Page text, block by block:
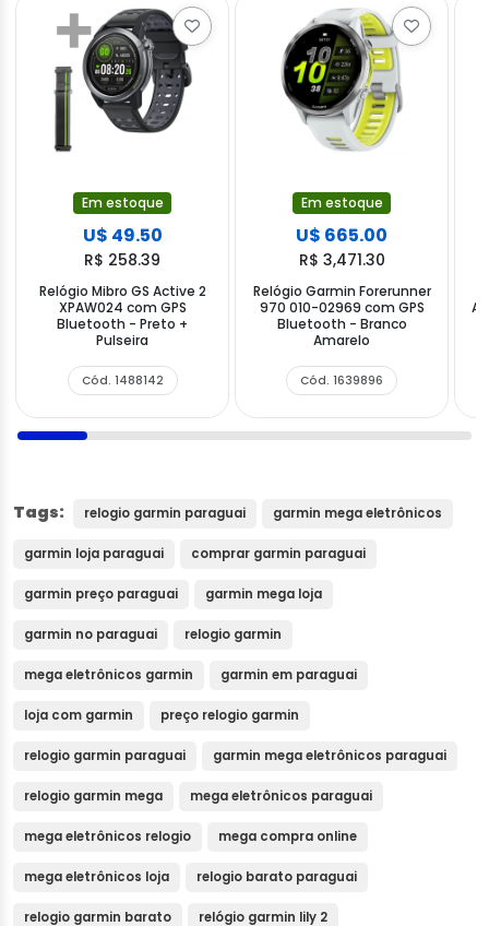
Em estoque
U$ 49.50
R$ 258.39
Relógio Mibro GS Active 2
XPAW024 com GPS
Bluetooth - Preto +
Pulseira
Cód. 1488142
Em estoque
U$ 665.00
R$ 3,471.30
Relógio Garmin Forerunner
970 010-02969 com GPS
Bluetooth - Branco
Amarelo
Cód. 1639896
Tags: relogio garmin paraguai garmin mega eletrônicos
garmin loja paraguai comprar garmin paraguai
garmin preço paraguai garmin mega loja
garmin no paraguai relogio garmin
mega eletrônicos garmin garmin em paraguai
loja com garmin preço relogio garmin
relogio garmin paraguai garmin mega eletrônicos paraguai
relogio garmin mega mega eletrônicos paraguai
mega eletrônicos relogio mega compra online
mega eletrônicos loja relogio barato paraguai
relogio garmin barato relógio garmin lily 2